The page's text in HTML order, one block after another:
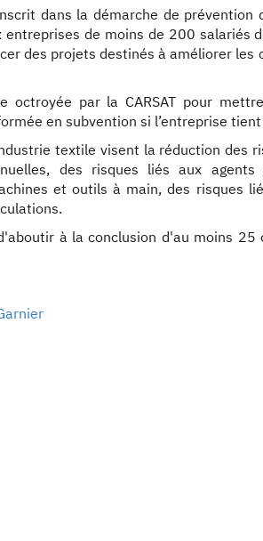
dans la démarche de prévention
entreprises de moins de 200 salariés
des projets destinés à améliorer
octroyée par la CARSAT pour
en subvention si l’entreprise
textile visent la réduction des
des risques liés aux
et outils à main, des risques
à la conclusion d'au moins